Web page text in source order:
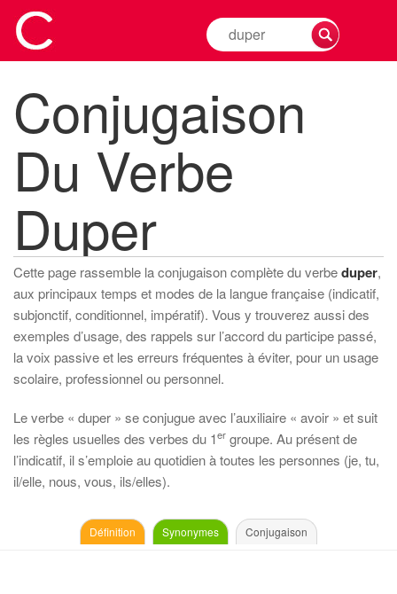
Rechercher
la
d'un
verbe
Conjugaison
Du Verbe
Duper
Cette page rassemble la conjugaison complète du verbeduper,
aux principaux temps et modes de la langue française (indicatif,
subjonctif, conditionnel, impératif). Vous y trouverez aussi des
exemples d’usage, des rappels sur l’accord du participe passé,
la voix passive et les erreurs fréquentes à éviter, pour un usage
scolaire, professionnel ou personnel.
Le verbe « duper » se conjugue avec l’auxiliaire « avoir » et suit
les règles usuelles des verbes du 1er groupe. Au présent de
l’indicatif, il s’emploie au quotidien à toutes les personnes (je, tu,
il/elle, nous, vous, ils/elles).
Définition Synonymes Conjugaison